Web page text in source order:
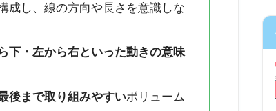
成し、線の方向や長さを意識しな
下・左から右といった動きの意味
後まで取り組みやすいボリューム